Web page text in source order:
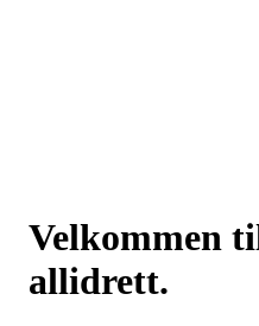
Velkommen
allidrett.